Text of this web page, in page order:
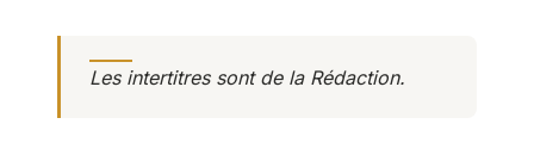
Les intertitres sont de la Rédaction.